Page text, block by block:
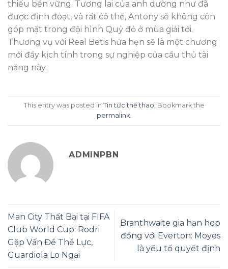
thiếu bền vững. Tương lai của anh dường như đã
được định đoạt, và rất có thể, Antony sẽ không còn
góp mặt trong đội hình Quỷ đỏ ở mùa giải tới.
Thương vụ với Real Betis hứa hẹn sẽ là một chương
mới đầy kịch tính trong sự nghiệp của cầu thủ tài
năng này.
This entry was posted in Tin tức thể thao . Bookmark the
permalink
ADMINPBN
Man City Thất Bại tại FIFA
Club World Cup: Rodri
Gặp Vấn Đề Thể Lực,
Guardiola Lo Ngại
Branthwaite gia hạn hợp
đồng với Everton: Moyes
là yếu tố quyết định